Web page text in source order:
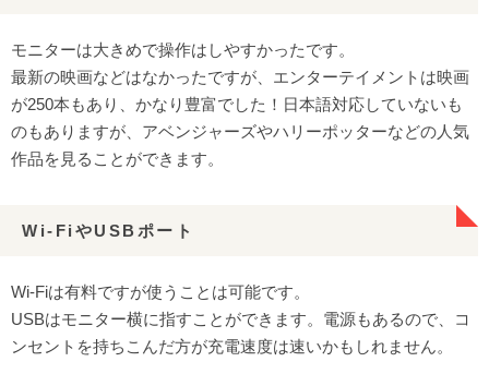
モニターは大きめで操作はしやすかったです。
最新の映画などはなかったですが、エンターテイメントは映画
が250本もあり、かなり豊富でした！日本語対応していないも
のもありますが、アベンジャーズやハリーポッターなどの人気
作品を見ることができます。
Wi-FiやUSBポート
Wi-Fiは有料ですが使うことは可能です。
USBはモニター横に指すことができます。電源もあるので、コ
ンセントを持ちこんだ方が充電速度は速いかもしれません。